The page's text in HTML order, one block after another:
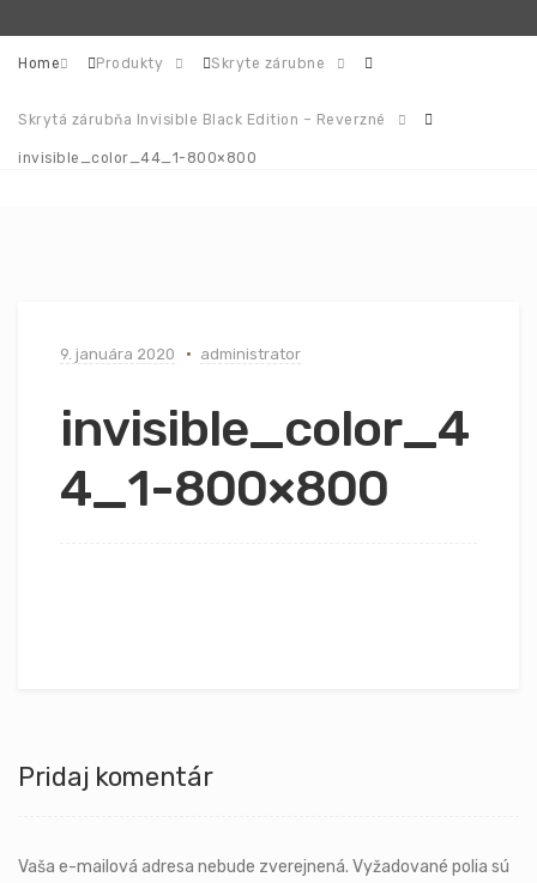
Home Produkty Skryte zárubne
Skrytá zárubňa Invisible Black Edition – Reverzné
invisible_color_44_1-800×800
9. januára 2020 administrator
invisible_color_4
4_1-800×800
Pridaj komentár
Vaša e-mailová adresa nebude zverejnená. Vyžadované polia sú